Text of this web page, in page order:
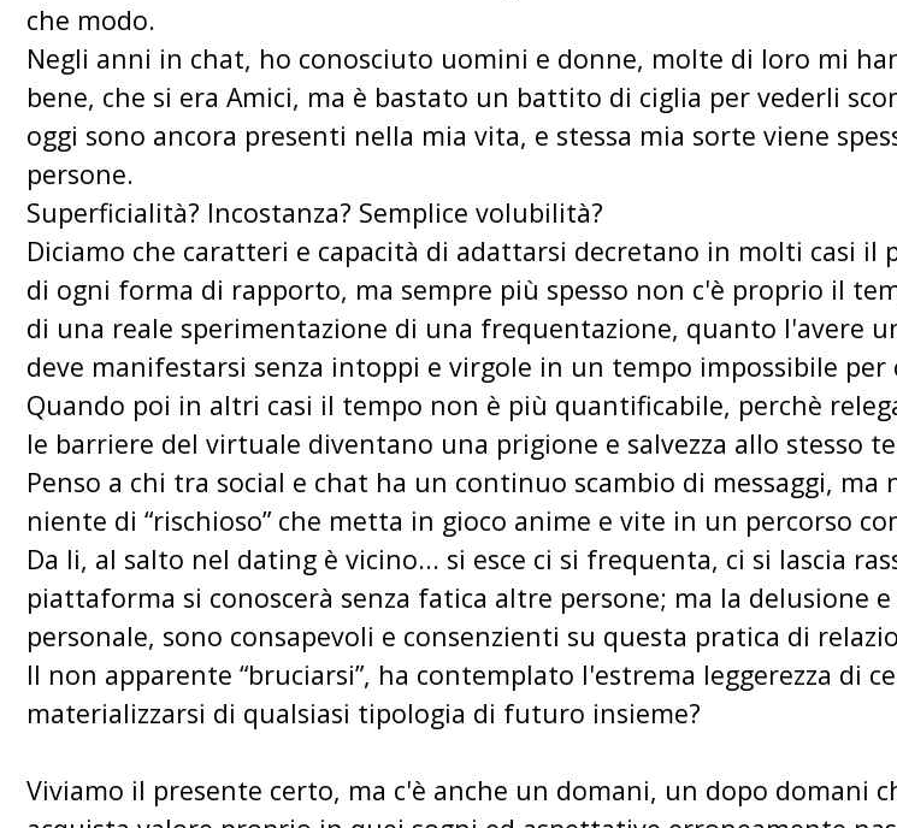
che modo.
Negli anni in chat, ho conosciuto uomini e donne, molte di loro mi
bene, che si era Amici, ma è bastato un battito di ciglia per vederli
oggi sono ancora presenti nella mia vita, e stessa mia sorte viene
persone.
Superficialità? Incostanza? Semplice volubilità?
Diciamo che caratteri e capacità di adattarsi decretano in molti casi il
di ogni forma di rapporto, ma sempre più spesso non c'è proprio il
di una reale sperimentazione di una frequentazione, quanto l'avere
deve manifestarsi senza intoppi e virgole in un tempo impossibile per
Quando poi in altri casi il tempo non è più quantificabile, perchè
le barriere del virtuale diventano una prigione e salvezza allo stesso
Penso a chi tra social e chat ha un continuo scambio di messaggi,
niente di “rischioso” che metta in gioco anime e vite in un percorso
Da li, al salto nel dating è vicino... si esce ci si frequenta, ci si lascia
piattaforma si conoscerà senza fatica altre persone; ma la delusione
personale, sono consapevoli e consenzienti su questa pratica di
Il non apparente “bruciarsi”, ha contemplato l'estrema leggerezza di
materializzarsi di qualsiasi tipologia di futuro insieme?
Viviamo il presente certo, ma c'è anche un domani, un dopo domani